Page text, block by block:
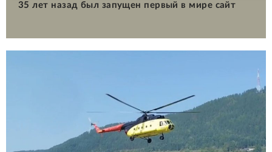
35 лет назад был запущен первый в мире сайт